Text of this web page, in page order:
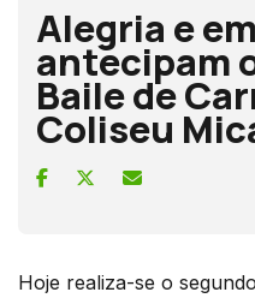
Alegria e
antecipam
Baile de
Coliseu
Hoje realiza-se o